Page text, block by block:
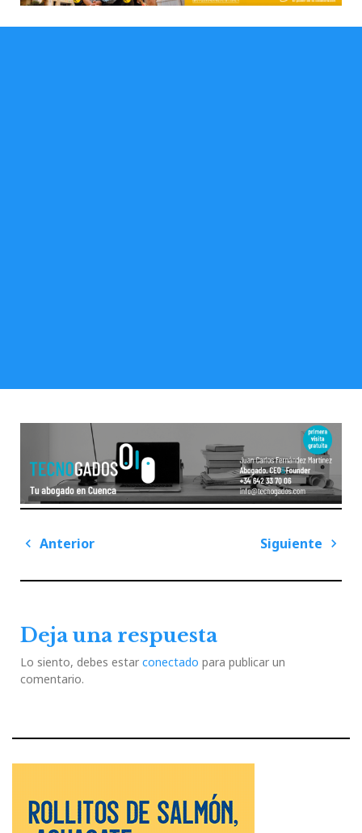
Navegación
entradas
Anterior
Siguiente
Deja una respuesta
Lo siento, debes estar conectado para publicar un
comentario.